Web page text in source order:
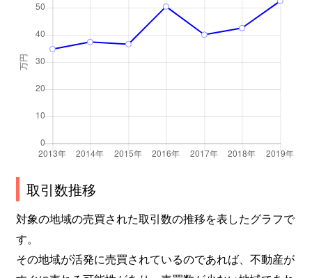
取引数推移
対象の地域の売買された取引数の推移を表したグラフで
す。
その地域が活発に売買されているのであれば、不動産が